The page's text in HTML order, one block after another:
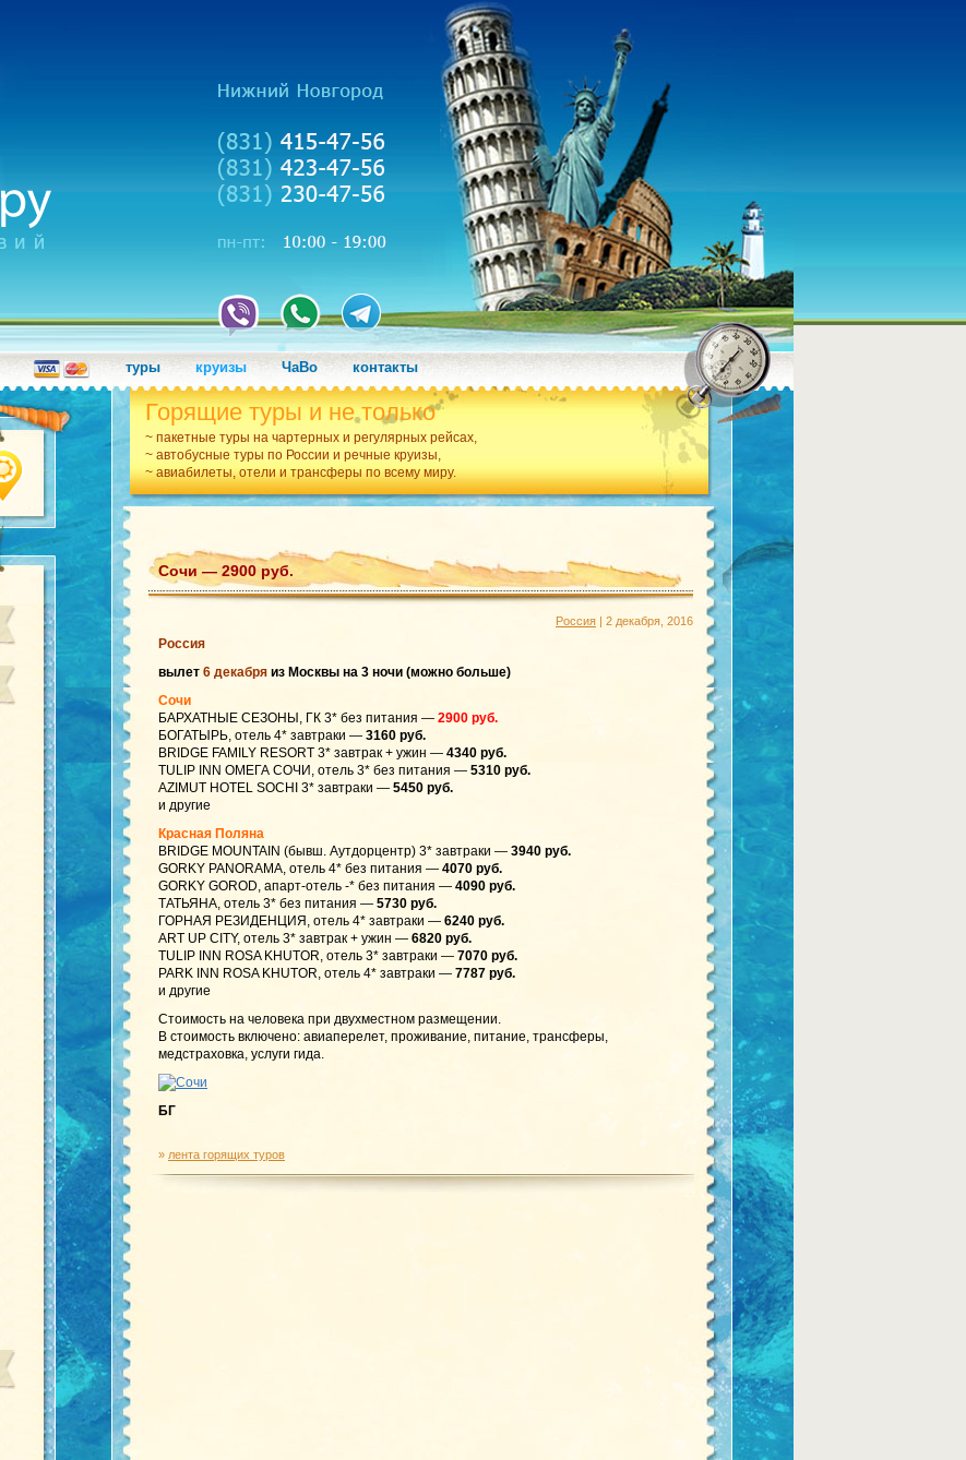
туры круизы ЧаВо контакты
Горящие туры и не только
~ пакетные туры на чартерных и регулярных рейсах,
~ автобусные туры по России и речные круизы,
~ авиабилеты, отели и трансферы по всему миру.
Сочи — 2900 руб.
Россия | 2 декабря, 2016
Россия
вылет 6 декабря из Москвы на 3 ночи (можно больше)
Сочи
БАРХАТНЫЕ СЕЗОНЫ, ГК 3* без питания — 2900 руб.
БОГАТЫРЬ, отель 4* завтраки — 3160 руб.
BRIDGE FAMILY RESORT 3* завтрак + ужин — 4340 руб.
TULIP INN ОМЕГА СОЧИ, отель 3* без питания — 5310 руб.
AZIMUT HOTEL SOCHI 3* завтраки — 5450 руб.
и другие
Красная Поляна
BRIDGE MOUNTAIN (бывш. Аутдорцентр) 3* завтраки — 3940 руб.
GORKY PANORAMA, отель 4* без питания — 4070 руб.
GORKY GOROD, апарт-отель -* без питания — 4090 руб.
ТАТЬЯНА, отель 3* без питания — 5730 руб.
ГОРНАЯ РЕЗИДЕНЦИЯ, отель 4* завтраки — 6240 руб.
ART UP CITY, отель 3* завтрак + ужин — 6820 руб.
TULIP INN ROSA KHUTOR, отель 3* завтраки — 7070 руб.
PARK INN ROSA KHUTOR, отель 4* завтраки — 7787 руб.
и другие
Стоимость на человека при двухместном размещении.
В стоимость включено: авиаперелет, проживание, питание, трансферы,
медстраховка, услуги гида.
БГ
» лента горящих туров